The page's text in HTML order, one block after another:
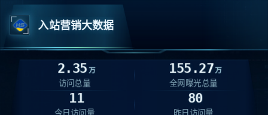
入站营销大数据
2.35万
访问总量
155.27万
全网曝光总量
11
今日访问量
80
昨日访问量